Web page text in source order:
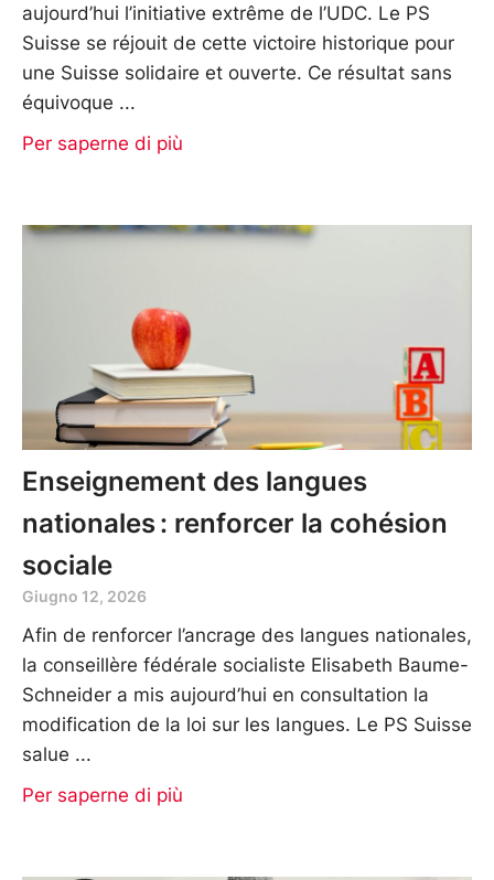
aujourd’hui l’initiative extrême de l’UDC. Le PS
Suisse se réjouit de cette victoire historique pour
une Suisse solidaire et ouverte. Ce résultat sans
équivoque
Per saperne di più
Enseignement des langues
nationales : renforcer la cohésion
sociale
Giugno 12, 2026
Afin de renforcer l’ancrage des langues nationales,
la conseillère fédérale socialiste Elisabeth Baume-
Schneider a mis aujourd’hui en consultation la
modification de la loi sur les langues. Le PS Suisse
salue
Per saperne di più